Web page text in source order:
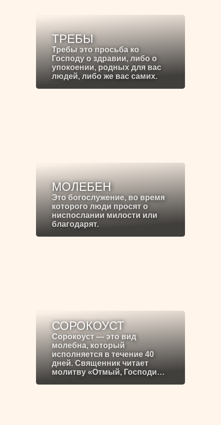
ТРЕБЫ
Требы это просьба ко
Господу о здравии, либо о
упокоении, родных для вас
людей, либо же вас самих.
МОЛЕБЕН
Это богослужение, во время
которого люди просят о
ниспослании милости или
благодарят.
СОРОКОУСТ
Сорокоуст — это вид
молебна, который
исполняется в течение 40
дней. Священник читает
молитву «Отмый, Господи…